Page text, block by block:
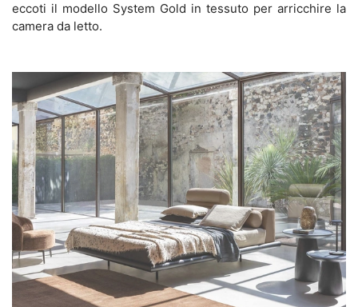
eccoti il modello System Gold in tessuto per arricchire la
camera da letto.